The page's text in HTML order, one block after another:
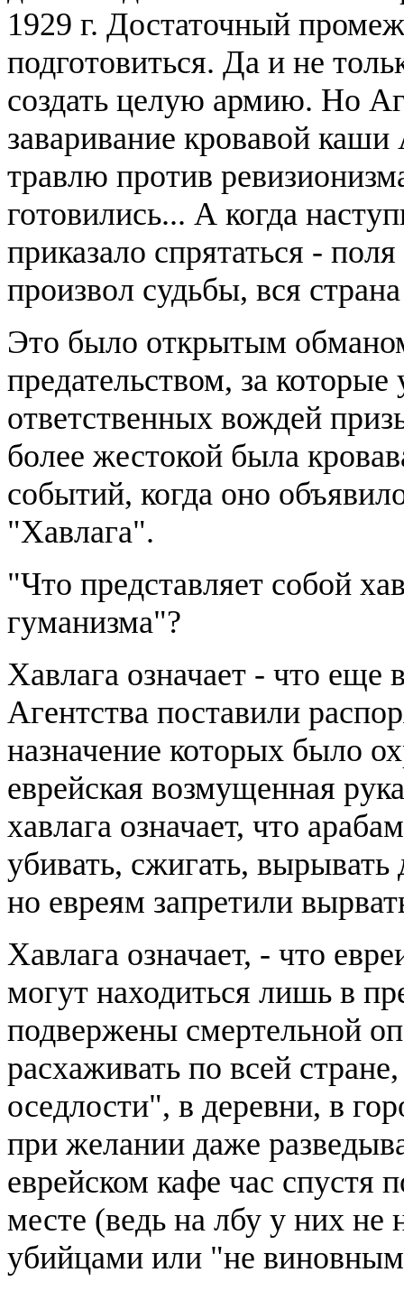
1929 г. Достаточный
подготовиться. Да и не
создать целую армию. Но
заваривание кровавой
травлю против
готовились... А когда
приказало спрятаться -
произвол судьбы, вся
Это было открытым
предательством, за которые
ответственных вождей
более жестокой была
событий, когда оно
"Хавлага".
"Что представляет собой
гуманизма"?
Хавлага означает - что еще
Агентства поставили
назначение которых было
еврейская возмущенная
хавлага означает, что
убивать, сжигать, вырывать
но евреям запретили
Хавлага означает, - что
могут находиться лишь в
подвержены смертельной
расхаживать по всей
оседлости", в деревни, в
при желании даже
еврейском кафе час спустя
месте (ведь на лбу у них не
убийцами или "не